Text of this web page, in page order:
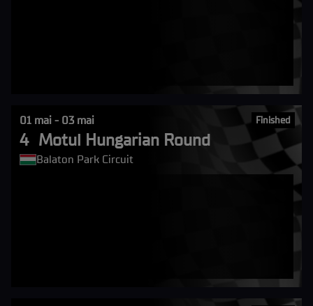
Finished
01 mai - 03 mai
4 Motul Hungarian Round
Balaton Park Circuit